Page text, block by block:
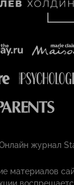
журнал
материалов